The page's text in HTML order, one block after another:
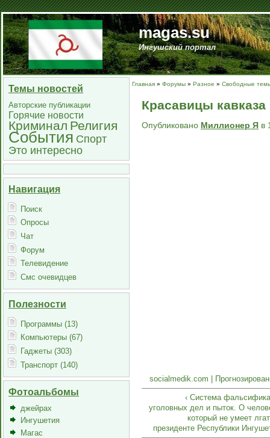
magas.su
Ингушский портал
Темы новостей
Авторские публикации
Горячие новости
Криминал Религия
События Спорт
Это интересно
Навигация
Поиск
Опросы
Чат
Форум
Телевидение
Смс очевидцев
Полезности
Программы (13)
Компьютеры (67)
Гаджеты (303)
Транспорт (140)
Фотоальбомы
джейрах
Ингушетия
Магас
Главная » Форумы » Разное » Свободные
Красавицы кавказа
Опубликовано Миллионер Я в
socialmedik.com |
‹ Система
уголовных дел и пыток. О
который не умеет
президенте Республики